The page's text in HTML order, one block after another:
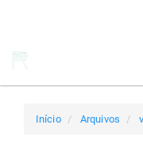
Início Arquivos